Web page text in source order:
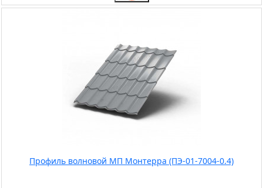
Профиль волновой МП Монтерра (ПЭ-01-7004-0.4)